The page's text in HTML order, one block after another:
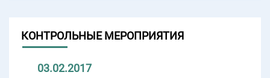
КОНТРОЛЬНЫЕ МЕРОПРИЯТИЯ
03.02.2017